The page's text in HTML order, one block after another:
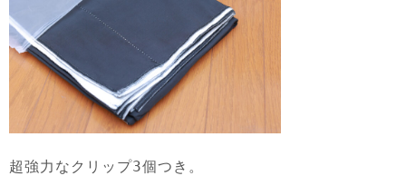
超強力なクリップ3個つき。